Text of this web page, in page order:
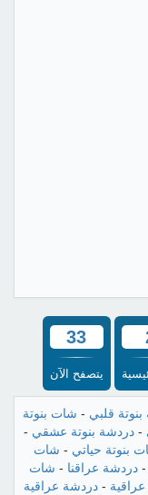
33
يتصفح الآن
قلبي - شات بنوتة
-دردشة بنوتة عشقي -
بنوتة حياتي - شات
- دردشة عراقنا - شات
-دردشة عراقية